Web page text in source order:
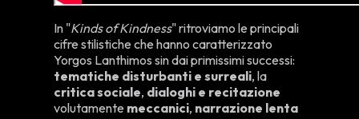
In "Kinds of Kindness" ritroviamo le principali
cifre stilistiche che hanno caratterizzato
Yorgos Lanthimos sin dai primissimi successi:
tematiche disturbanti e surreali, la
critica sociale, dialoghi e recitazione
volutamente meccanici, narrazione lenta